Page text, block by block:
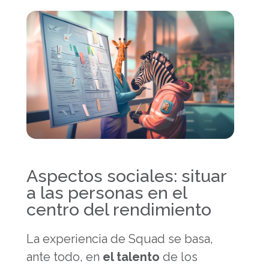
Aspectos sociales: situar
a las personas en el
centro del rendimiento
La experiencia de Squad se basa,
ante todo, en el talento de los